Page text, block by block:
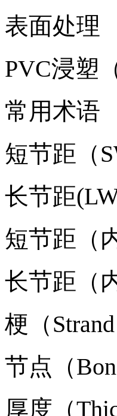
表面处理
PVC浸塑
常用术语
短节距（
长节距
短节距（
长节距（
梗（Strand
节点（
厚度（